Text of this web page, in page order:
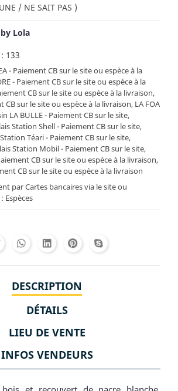
/ NE SAIT PAS )
Lola
133
- Paiement CB sur le site ou espèce à la
- Paiement CB sur le site ou espèce à la
CB sur le site ou espèce à la livraison,
CB sur le site ou espèce à la livraison, LA FOA
LA BULLE - Paiement CB sur le site,
Station Shell - Paiement CB sur le site,
Téari - Paiement CB sur le site,
Station Mobil - Paiement CB sur le site,
CB sur le site ou espèce à la livraison,
CB sur le site ou espèce à la livraison
par Cartes bancaires via le site ou
Espèces
DESCRIPTION
DÉTAILS
LIEU DE VENTE
INFOS VENDEURS